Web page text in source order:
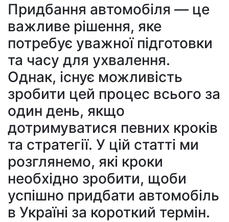
Придбання автомобіля — це
важливе рішення, яке
потребує уважної підготовки
та часу для ухвалення.
Однак, існує можливість
зробити цей процес всього за
один день, якщо
дотримуватися певних кроків
та стратегії. У цій статті ми
розглянемо, які кроки
необхідно зробити, щоби
успішно придбати автомобіль
в Україні за короткий термін.